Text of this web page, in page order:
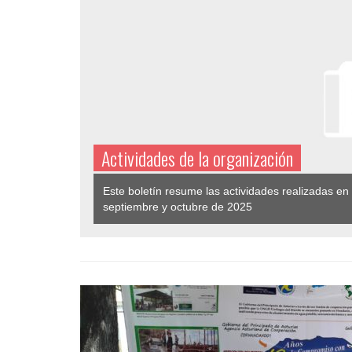
Actividades de la organización
Este boletín resume las actividades realizadas en
septiembre y octubre de 2025